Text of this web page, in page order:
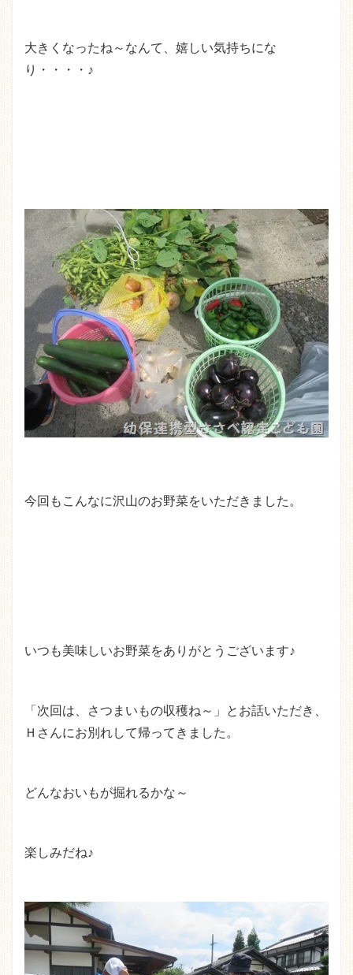
大きくなったね～なんて、嬉しい気持ちにな
り・・・・♪
今回もこんなに沢山のお野菜をいただきました。
いつも美味しいお野菜をありがとうございます♪
「次回は、さつまいもの収穫ね～」とお話いただき、
Ｈさんにお別れして帰ってきました。
どんなおいもが掘れるかな～
楽しみだね♪